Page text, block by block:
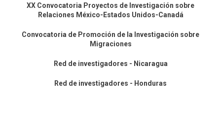
XX Convocatoria Proyectos de Investigación sobre
Relaciones México-Estados Unidos-Canadá
Convocatoria de Promoción de la Investigación sobre
Migraciones
Red de investigadores - Nicaragua
Red de investigadores - Honduras